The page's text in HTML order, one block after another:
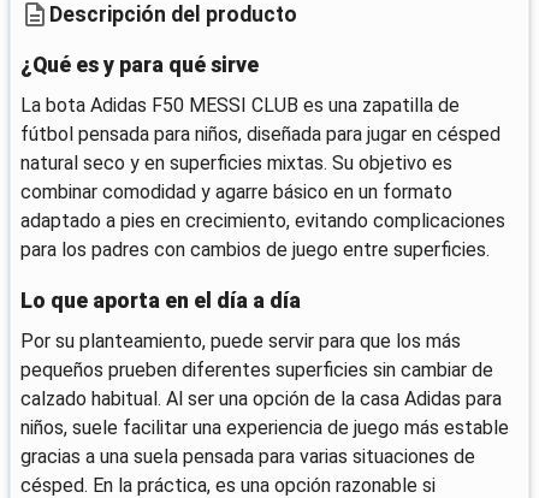
Descripción del producto
¿Qué es y para qué sirve
La bota Adidas F50 MESSI CLUB es una zapatilla de
fútbol pensada para niños, diseñada para jugar en césped
natural seco y en superficies mixtas. Su objetivo es
combinar comodidad y agarre básico en un formato
adaptado a pies en crecimiento, evitando complicaciones
para los padres con cambios de juego entre superficies.
Lo que aporta en el día a día
Por su planteamiento, puede servir para que los más
pequeños prueben diferentes superficies sin cambiar de
calzado habitual. Al ser una opción de la casa Adidas para
niños, suele facilitar una experiencia de juego más estable
gracias a una suela pensada para varias situaciones de
césped. En la práctica, es una opción razonable si